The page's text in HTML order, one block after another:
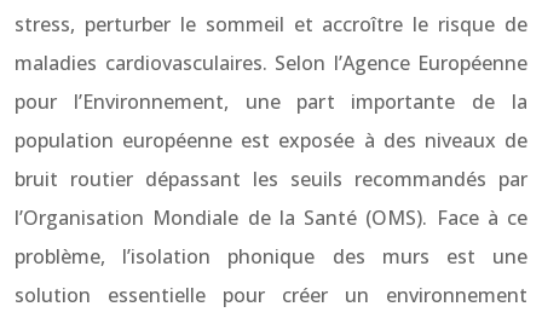
stress, perturber le sommeil et accroître le risque de
maladies cardiovasculaires. Selon l’Agence Européenne
pour l’Environnement, une part importante de la
population européenne est exposée à des niveaux de
bruit routier dépassant les seuils recommandés par
l’Organisation Mondiale de la Santé (OMS). Face à ce
problème, l’isolation phonique des murs est une
solution essentielle pour créer un environnement